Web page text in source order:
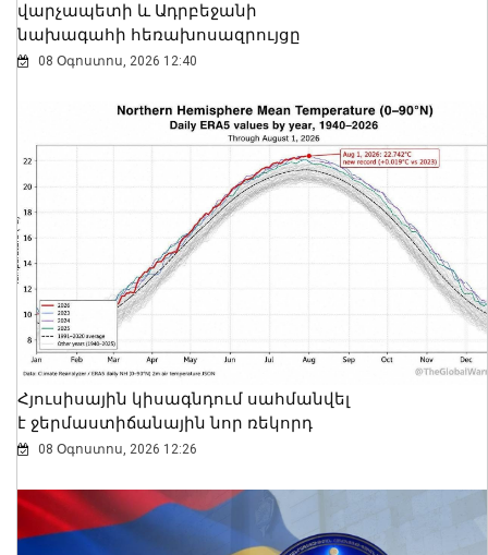
վարչապետի և Ադրբեջանի
նախագահի հեռախոսազրույցը
08 Օգոստոս, 2026 12:40
Հյուսիսային կիսագնդում սահմանվել
է ջերմաստիճանային նոր ռեկորդ
08 Օգոստոս, 2026 12:26